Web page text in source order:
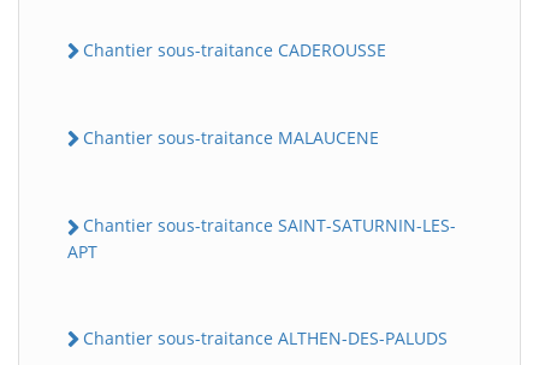
Chantier sous-traitance CADEROUSSE
Chantier sous-traitance MALAUCENE
Chantier sous-traitance SAINT-SATURNIN-LES-
APT
Chantier sous-traitance ALTHEN-DES-PALUDS